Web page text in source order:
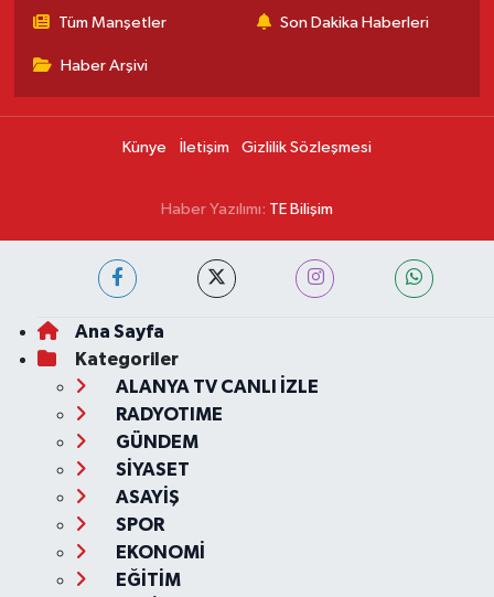
Tüm Manşetler Son Dakika Haberleri
Haber Arşivi
Künye İletişim Gizlilik Sözleşmesi
Haber Yazılımı: TE Bilişim
Ana Sayfa
Kategoriler
ALANYA TV CANLI İZLE
RADYOTIME
GÜNDEM
SİYASET
ASAYİŞ
SPOR
EKONOMİ
EĞİTİM